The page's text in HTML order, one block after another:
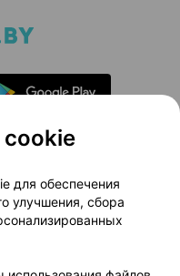
проекта
маркетинг
Доставка
для обеспечения
улучшения, сбора